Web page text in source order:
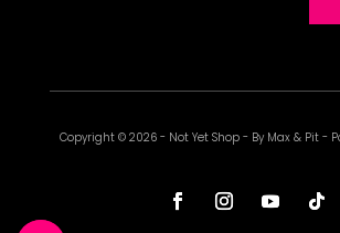
Copyright © 2026 - Not Yet Shop - By Max & Pit -